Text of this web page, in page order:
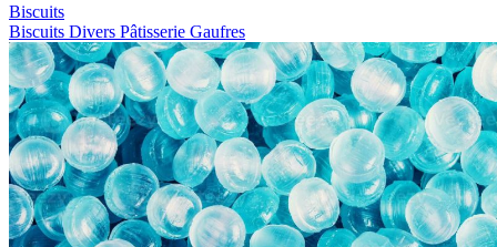
Biscuits
Biscuits Divers Pâtisserie Gaufres